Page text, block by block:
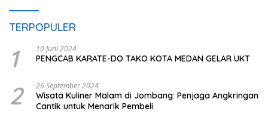
TERPOPULER
1 10 Juni 2024
PENGCAB KARATE-DO TAKO KOTA MEDAN GELAR UKT
2 26 September 2024
Wisata Kuliner Malam di Jombang: Penjaga Angkringan
Cantik untuk Menarik Pembeli